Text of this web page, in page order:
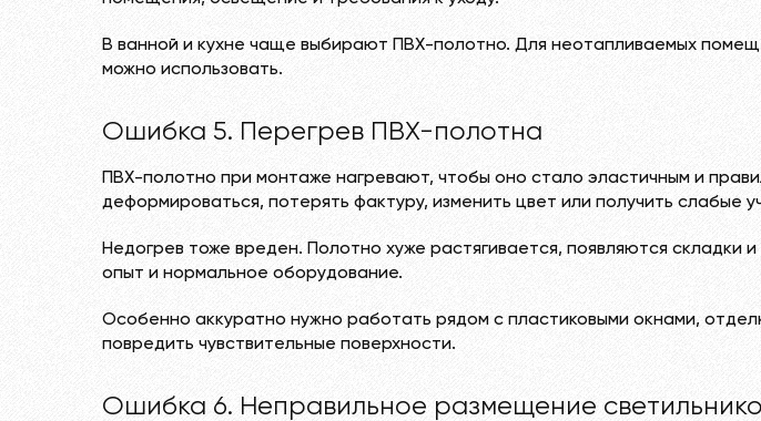
В ванной и кухне чаще выбирают ПВХ-полотно. Для неотапливаемых
можно использовать.
Ошибка 5. Перегрев ПВХ-полотна
ПВХ-полотно при монтаже нагревают, чтобы оно стало эластичным и
деформироваться, потерять фактуру, изменить цвет или получить слабые
Недогрев тоже вреден. Полотно хуже растягивается, появляются
опыт и нормальное оборудование.
Особенно аккуратно нужно работать рядом с пластиковыми окнами,
повредить чувствительные поверхности.
Ошибка 6. Неправильное размещение